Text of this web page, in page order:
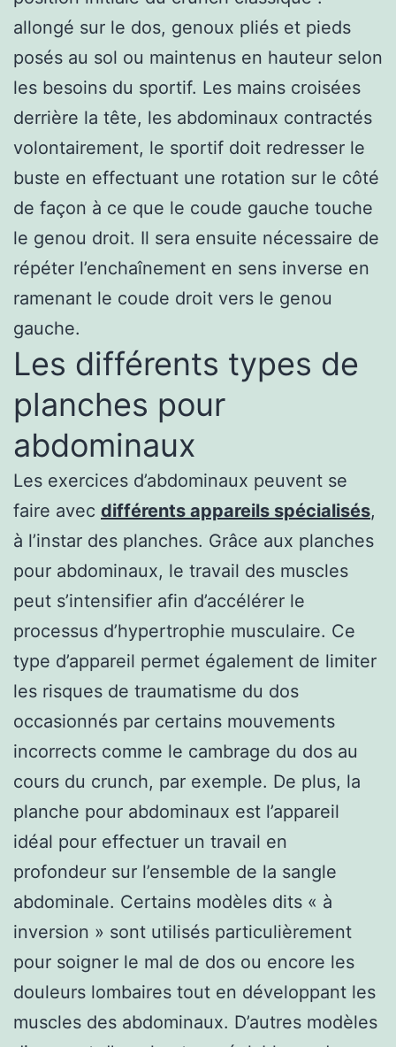
allongé sur le dos, genoux pliés et pieds
posés au sol ou maintenus en hauteur selon
les besoins du sportif. Les mains croisées
derrière la tête, les abdominaux contractés
volontairement, le sportif doit redresser le
buste en effectuant une rotation sur le côté
de façon à ce que le coude gauche touche
le genou droit. Il sera ensuite nécessaire de
répéter l’enchaînement en sens inverse en
ramenant le coude droit vers le genou
gauche.
Les différents types de
planches pour
abdominaux
Les exercices d’abdominaux peuvent se
faire avec différents appareils spécialisés,
à l’instar des planches. Grâce aux planches
pour abdominaux, le travail des muscles
peut s’intensifier afin d’accélérer le
processus d’hypertrophie musculaire. Ce
type d’appareil permet également de limiter
les risques de traumatisme du dos
occasionnés par certains mouvements
incorrects comme le cambrage du dos au
cours du crunch, par exemple. De plus, la
planche pour abdominaux est l’appareil
idéal pour effectuer un travail en
profondeur sur l’ensemble de la sangle
abdominale. Certains modèles dits « à
inversion » sont utilisés particulièrement
pour soigner le mal de dos ou encore les
douleurs lombaires tout en développant les
muscles des abdominaux. D’autres modèles